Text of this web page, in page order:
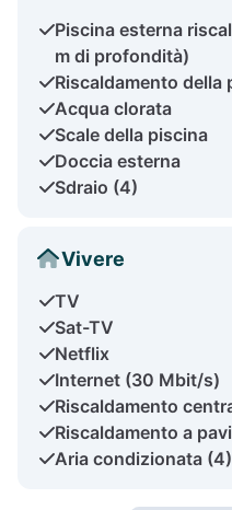
Piscina esterna
m di profondità)
Riscaldamento della
Acqua clorata
Scale della piscina
Doccia esterna
Sdraio (4)
Vivere
TV
Sat-TV
Netflix
Internet (30 Mbit/s)
Riscaldamento
Riscaldamento a
Aria condizionata (4)